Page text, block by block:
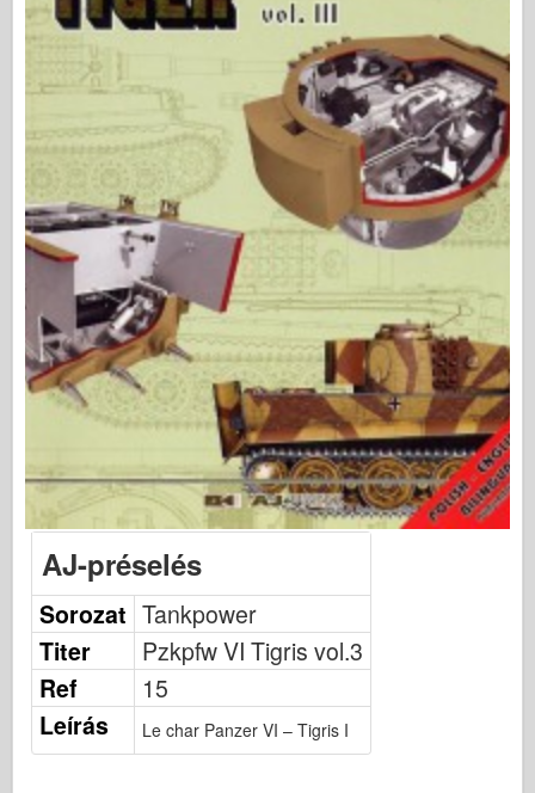
Osprey Kiadó
Század jel
Tankpower
Teherautók & Tartályok
Waffen-Arsenal
Wydawnictwo Militaria
Maquettes (maquettes)
Akadémia
Ace modellek
AFV Klub
Airfix
Légierő
AZ modell
Fekete Kutya
Cyber-hobbi
Dnepromodel között
Sárkány
E.T. modell
AJ-préselés
Sorozat Tankpower
Titer
Pzkpfw VI Tigris vol.3
Ref
15
Leírás
Le char Panzer VI – Tigris I